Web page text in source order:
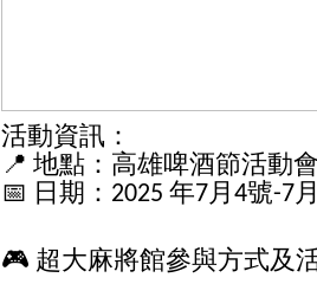
活動資訊：
📍 地點：高雄啤酒節活動
📅 日期： 2025 年7月 4號-7
🎮 超大麻將館參與方式及